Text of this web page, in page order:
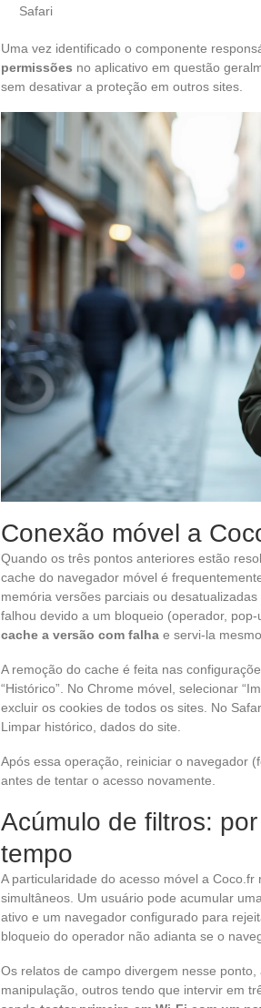
Safari
Uma vez identificado o componente
permissões no aplicativo em questão
sem desativar a proteção em outros sites.
Conexão móvel a
Quando os três pontos anteriores estão
cache do navegador móvel é
memória versões parciais ou
falhou devido a um bloqueio (operador, pop-
cache a versão com falha e servi-la
A remoção do cache é feita nas
“Histórico”. No Chrome móvel, selecionar
excluir os cookies de todos os sites. No
Limpar histórico, dados do site.
Após essa operação, reiniciar o navegador
antes de tentar o acesso novamente.
Acúmulo de filtros:
tempo
A particularidade do acesso móvel a
simultâneos. Um usuário pode acumular
ativo e um navegador configurado para
bloqueio do operador não adianta se o
Os relatos de campo divergem nesse
manipulação, outros tendo que intervir em